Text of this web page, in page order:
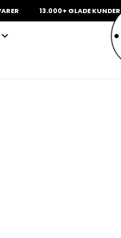
13.000+ GLADE KUNDER